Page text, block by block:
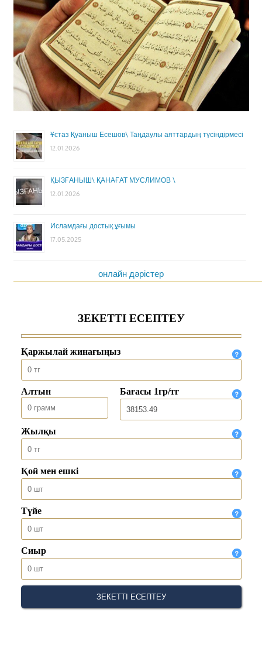
Ұстаз Қуаныш Есешов\ Таңдаулы аяттардың түсіндірмесі
12.01.2026
ҚЫЗҒАНЫШ\ ҚАНАҒАТ МУСЛИМОВ \
12.01.2026
Исламдағы достық ұғымы
17.05.2025
онлайн дәрістер